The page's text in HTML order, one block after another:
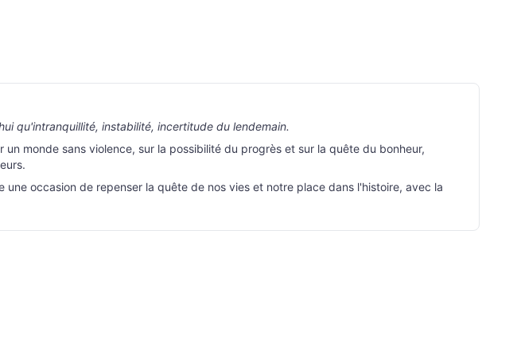
qu'intranquillité, instabilité, incertitude du lendemain.
monde sans violence, sur la possibilité du progrès et sur la quête du bonheur,
occasion de repenser la quête de nos vies et notre place dans l'histoire, avec la